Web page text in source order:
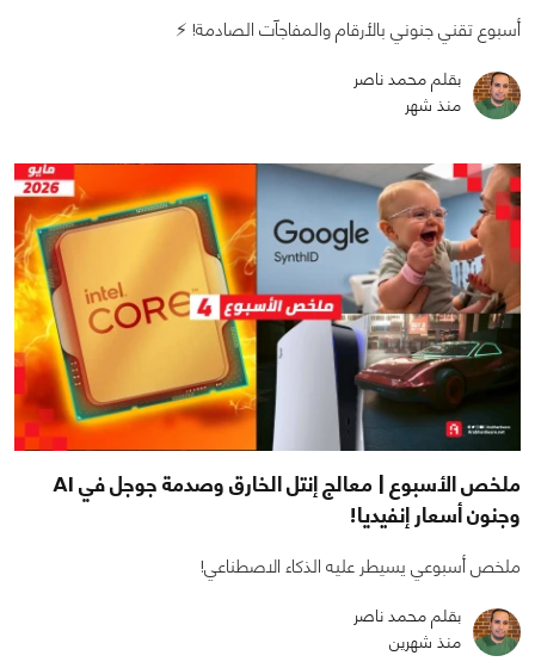
أسبوع تقني جنوني بالأرقام والمفاجآت الصادمة! ⚡
بقلم محمد ناصر
منذ شهر
ملخص الأسبوع | معالج إنتل الخارق وصدمة جوجل في AI
وجنون أسعار إنفيديا!
ملخص أسبوعي يسيطر عليه الذكاء الاصطناعي!
بقلم محمد ناصر
منذ شهرين